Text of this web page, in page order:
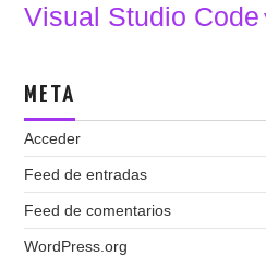
Visual Studio Code
META
Acceder
Feed de entradas
Feed de comentarios
WordPress.org